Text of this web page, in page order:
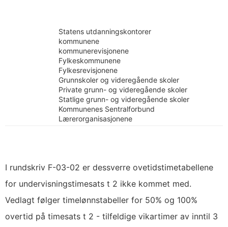
Statens utdanningskontorer
kommunene
kommunerevisjonene
Fylkeskommunene
Fylkesrevisjonene
Grunnskoler og videregående skoler
Private grunn- og videregående skoler
Statlige grunn- og videregående skoler
Kommunenes Sentralforbund
Lærerorganisasjonene
I rundskriv F-03-02 er dessverre ovetidstimetabellene
for undervisningstimesats t 2 ikke kommet med.
Vedlagt følger timelønnstabeller for 50% og 100%
overtid på timesats t 2 - tilfeldige vikartimer av inntil 3